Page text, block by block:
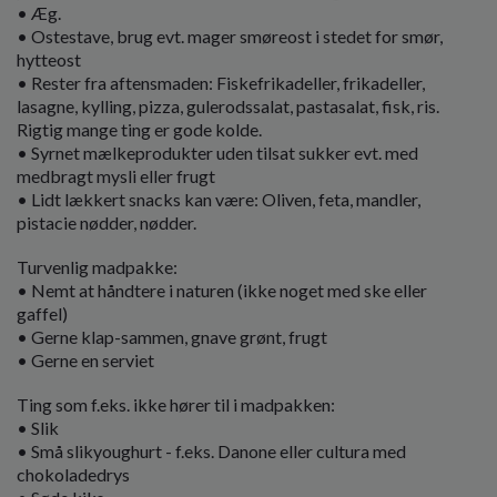
• Æg.
• Ostestave, brug evt. mager smøreost i stedet for smør,
hytteost
• Rester fra aftensmaden: Fiskefrikadeller, frikadeller,
lasagne, kylling, pizza, gulerodssalat, pastasalat, fisk, ris.
Rigtig mange ting er gode kolde.
• Syrnet mælkeprodukter uden tilsat sukker evt. med
medbragt mysli eller frugt
• Lidt lækkert snacks kan være: Oliven, feta, mandler,
pistacie nødder, nødder.
Turvenlig madpakke:
• Nemt at håndtere i naturen (ikke noget med ske eller
gaffel)
• Gerne klap-sammen, gnave grønt, frugt
• Gerne en serviet
Ting som f.eks. ikke hører til i madpakken:
• Slik
• Små slikyoughurt - f.eks. Danone eller cultura med
chokoladedrys